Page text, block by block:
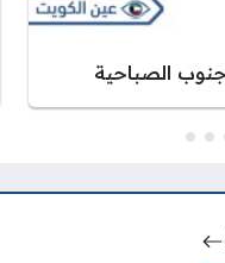
جنوب الصباحية